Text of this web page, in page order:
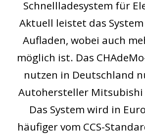
Schnellladesystem für
Aktuell leistet das
Aufladen, wobei auch
möglich ist. Das
nutzen in Deutschland
Autohersteller Mitsubishi
Das System wird in
häufiger vom CCS-